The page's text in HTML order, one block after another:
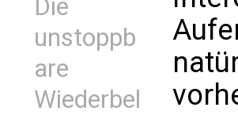
Die
unstoppb
are
Wiederbel